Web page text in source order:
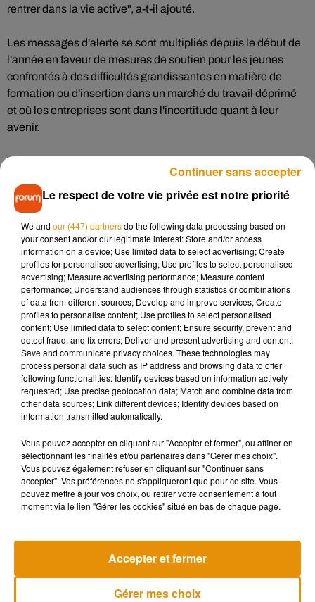
rentrer dans la vie active", a-t-il ajouté.
Les messages d'alerte se sont multipliés depuis le début de
l'année en faveur de mesures de soutien pour les jeunes
confrontés à des difficultés grandissantes en matière de
formation ou d'insertion dans un marché du travail déprimé
et où les entreprises sont dans l'incertitude quant à leur
avenir.
"Parmi tous les publics qu'on a vu arriver depuis un an, on a
vu beaucoup de jeunes qui rencontrent aujourd'hui des
difficultés, qui ont été touchés plus particulièrement par les
conséquences de la crise sanitaire", a relevé Jean-
Christophe Combe.
"Notamment parce que lesjeunes de 18 à 24 ans cumulent
les vulnérabilités, qu'elles soient résidentielles, matérielles,
relationnelles", a-t-il ajouté, évoquant un "fort sentiment
d'isolement" et de "détresse psychologique".
La Croix-Rouge compte actuellement près de 18 000
salariés et mobilise 60 000 bénévoles, dont près d'un quart
ont moins de 30 ans, sur l'ensemble du territoire.
(Avec AFP)
7 août 2026
Madonna sort enfin le remix de « Love
Sensation » avec Kylie Minogue
Le respect de votre vie privée est notre priorité
We and our (447) partnersdo the following data processing based on
your consent and/or our legitimate interest: Store and/or access
information on a device; Use limited data to select advertising; Create
profiles for personalised advertising; Use profiles to select personalised
advertising; Measure advertising performance; Measure content
performance; Understand audiences through statistics or combinations
of data from different sources; Develop and improve services; Create
profiles to personalise content; Use profiles to select personalised
content; Use limited data to select content; Ensure security, prevent and
detect fraud, and fix errors; Deliver and present advertising and content;
Save and communicate privacy choices. These technologies may
process personal data such as IP address and browsing data to offer
following functionalities: Identify devices based on information actively
requested; Use precise geolocation data; Match and combine data from
other data sources; Link different devices; Identify devices based on
information transmitted automatically.
Vous pouvez accepter en cliquant sur "Accepter et fermer", ou affiner en
sélectionnant les finalités et/ou partenaires dans "Gérer mes choix".
Vous pouvez également refuser en cliquant sur "Continuer sans
accepter". Vos préférences ne s'appliqueront que pour ce site. Vous
pouvez mettre à jour vos choix, ou retirer votre consentement à tout
moment via le lien "Gérer les cookies" situé en bas de chaque page.
Gérer mes choix
Accepter et fermer
Continuer sans accepter